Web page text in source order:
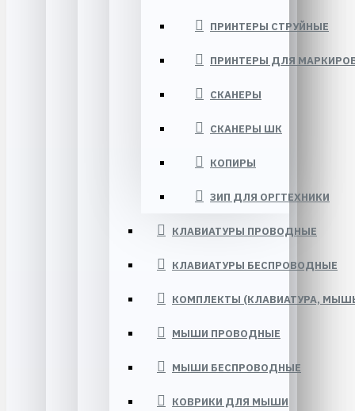
ПРИНТЕРЫ СТРУЙНЫЕ
ПРИНТЕРЫ ДЛЯ
СКАНЕРЫ
СКАНЕРЫ ШК
КОПИРЫ
ЗИП ДЛЯ ОРГТЕХНИКИ
КЛАВИАТУРЫ ПРОВОДНЫЕ
КЛАВИАТУРЫ БЕСПРОВОДНЫЕ
КОМПЛЕКТЫ (КЛАВИАТУРА,
МЫШИ ПРОВОДНЫЕ
МЫШИ БЕСПРОВОДНЫЕ
КОВРИКИ ДЛЯ МЫШИ